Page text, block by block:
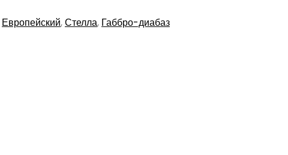
Европейский,Стелла, Габбро-диабаз